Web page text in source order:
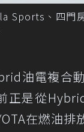
Sports、四門
油電複合
正是從
在燃油排